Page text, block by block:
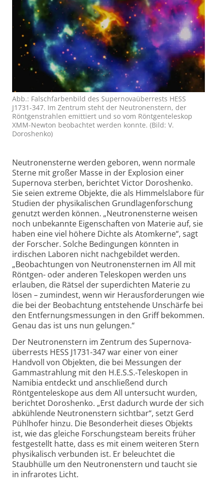
Abb.: Falschfarbenbild des Supernova­überrests HESS
J1731-347. Im Zentrum steht der Neutronen­stern, der
Röntgen­strahlen emittiert und so vom Röntgen­teleskop
XMM-Newton beobachtet werden konnte. (Bild: V.
Doroshenko)
Neutronen­sterne werden geboren, wenn normale
Sterne mit großer Masse in der Explosion einer
Supernova sterben, berichtet Victor Doroshenko.
Sie seien extreme Objekte, die als Himmelslabore für
Studien der physikalischen Grundlagen­forschung
genutzt werden können. „Neutronensterne weisen
noch unbekannte Eigenschaften von Materie auf, sie
haben eine viel höhere Dichte als Atomkerne“, sagt
der Forscher. Solche Bedingungen könnten in
irdischen Laboren nicht nachgebildet werden.
„Beobachtungen von Neutronen­sternen im All mit
Röntgen- oder anderen Teleskopen werden uns
erlauben, die Rätsel der superdichten Materie zu
lösen – zumindest, wenn wir Herausforderungen wie
die bei der Beobachtung entstehende Unschärfe bei
den Entfernungs­messungen in den Griff bekommen.
Genau das ist uns nun gelungen.“
Der Neutronenstern im Zentrum des Supernova­
überrests HESS J1731-347 war einer von einer
Handvoll von Objekten, die bei Messungen der
Gamma­strahlung mit den H.E.S.S.-Teleskopen in
Namibia entdeckt und anschließend durch
Röntgenteleskope aus dem All untersucht wurden,
berichtet Doroshenko. „Erst dadurch wurde der sich
abkühlende Neutronen­stern sichtbar“, setzt Gerd
Pühlhofer hinzu. Die Besonderheit dieses Objekts
ist, wie das gleiche Forschungs­team bereits früher
festgestellt hatte, dass es mit einem weiteren Stern
physikalisch verbunden ist. Er beleuchtet die
Staubhülle um den Neutronen­stern und taucht sie
in infrarotes Licht.